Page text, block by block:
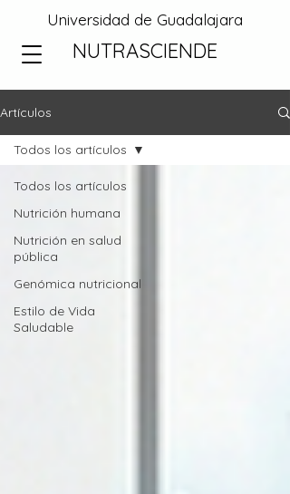
Universidad de Guadalajara
NUTRASCIENDE
Artículos
Todos los artículos
Nutrición humana
Nutrición en salud
pública
Genómica nutricional
Estilo de Vida
Saludable
Todos los artículos